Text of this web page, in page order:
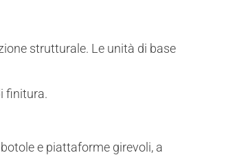
strutturale. Le unità di base
finitura.
e piattaforme girevoli, a